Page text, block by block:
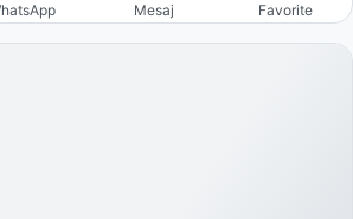
Mesaj Favorite